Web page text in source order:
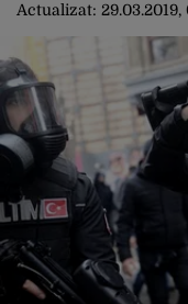
Actualizat: 29.03.2019,